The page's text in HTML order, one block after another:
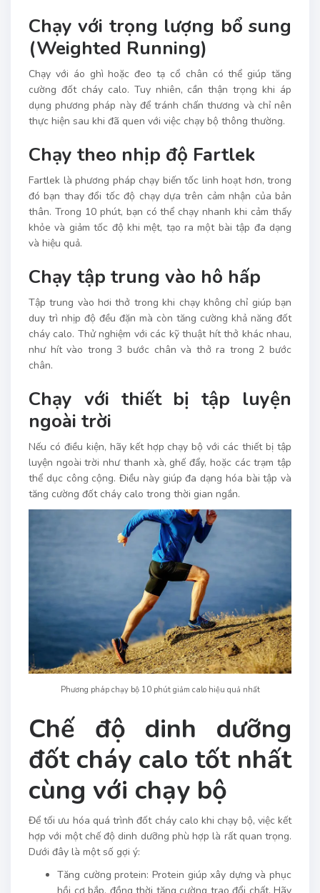
Chạy với trọng lượng bổ sung
(Weighted Running)
Chạy với áo ghì hoặc đeo tạ cổ chân có thể giúp tăng
cường đốt cháy calo. Tuy nhiên, cần thận trọng khi áp
dụng phương pháp này để tránh chấn thương và chỉ nên
thực hiện sau khi đã quen với việc chạy bộ thông thường.
Chạy theo nhịp độ Fartlek
Fartlek là phương pháp chạy biến tốc linh hoạt hơn, trong
đó bạn thay đổi tốc độ chạy dựa trên cảm nhận của bản
thân. Trong 10 phút, bạn có thể chạy nhanh khi cảm thấy
khỏe và giảm tốc độ khi mệt, tạo ra một bài tập đa dạng
và hiệu quả.
Chạy tập trung vào hô hấp
Tập trung vào hơi thở trong khi chạy không chỉ giúp bạn
duy trì nhịp độ đều đặn mà còn tăng cường khả năng đốt
cháy calo. Thử nghiệm với các kỹ thuật hít thở khác nhau,
như hít vào trong 3 bước chân và thở ra trong 2 bước
chân.
Chạy với thiết bị tập luyện
ngoài trời
Nếu có điều kiện, hãy kết hợp chạy bộ với các thiết bị tập
luyện ngoài trời như thanh xà, ghế đẩy, hoặc các trạm tập
thể dục công cộng. Điều này giúp đa dạng hóa bài tập và
tăng cường đốt cháy calo trong thời gian ngắn.
Phương pháp chạy bộ 10 phút giảm calo hiệu quả nhất
Chế độ dinh dưỡng
đốt cháy calo tốt nhất
cùng với chạy bộ
Để tối ưu hóa quá trình đốt cháy calo khi chạy bộ, việc kết
hợp với một chế độ dinh dưỡng phù hợp là rất quan trọng.
Dưới đây là một số gợi ý:
Tăng cường protein: Protein giúp xây dựng và phục